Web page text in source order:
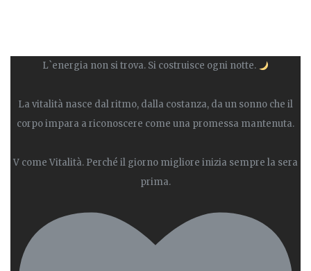
L`energia non si trova. Si costruisce ogni notte.
La vitalità nasce dal ritmo, dalla costanza, da un sonno che il
corpo impara a riconoscere come una promessa mantenuta.
V come Vitalità. Perché il giorno migliore inizia sempre la sera
prima.